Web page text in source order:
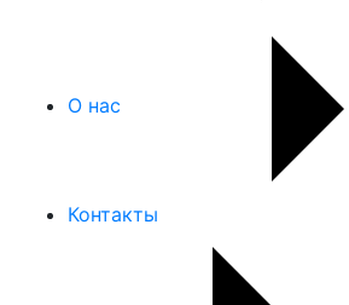
О нас
Контакты